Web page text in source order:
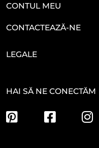
CONTUL MEU
CONTACTEAZĂ-NE
LEGALE
HAI SĂ NE CONECTĂM